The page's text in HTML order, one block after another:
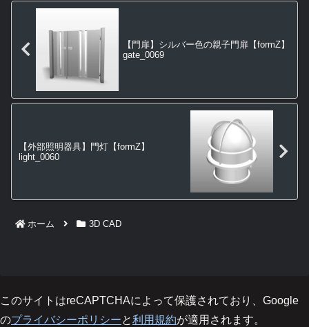
【門扉】シルバー色の親子門扉【formZ】
gate_0069
【外部照明器具】門灯【formZ】
light_0060
ホーム 3D CAD
このサイトはreCAPTCHAによって保護されており、Google
のプライバシーポリシーと利用規約が適用されます。